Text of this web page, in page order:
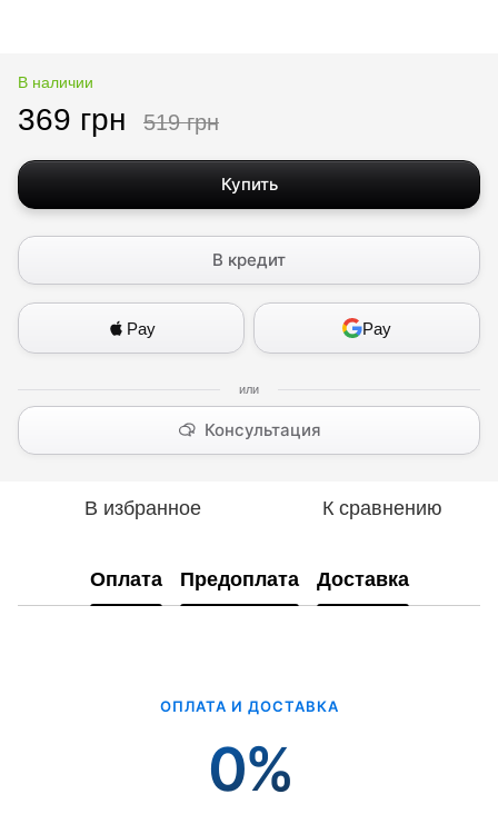
В наличии
369 грн 519 грн
Купить
В кредит
Pay Pay
Консультация
В избранное К сравнению
Оплата Предоплата Доставка
ОПЛАТА И ДОСТАВКА
0%